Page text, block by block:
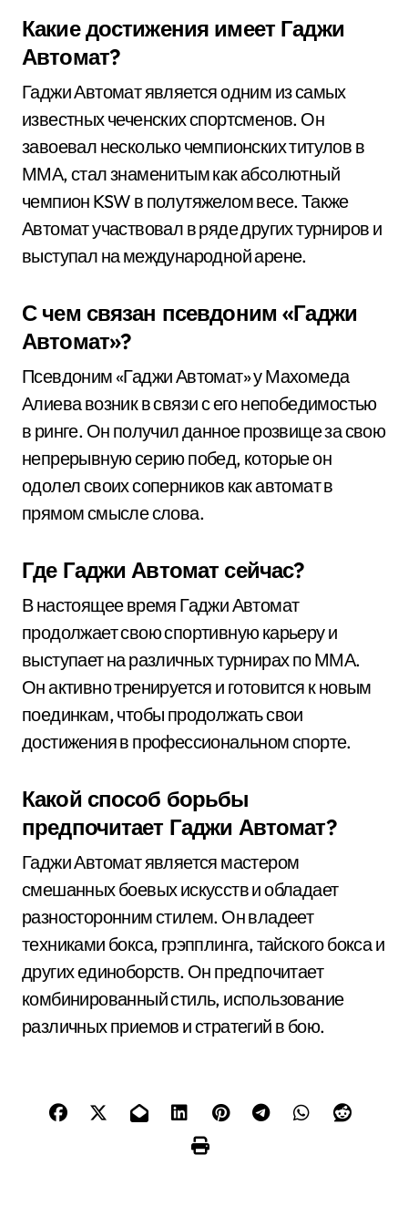
Какие достижения имеет Гаджи
Автомат?
Гаджи Автомат является одним из самых
известных чеченских спортсменов. Он
завоевал несколько чемпионских титулов в
ММА, стал знаменитым как абсолютный
чемпион KSW в полутяжелом весе. Также
Автомат участвовал в ряде других турниров и
выступал на международной арене.
С чем связан псевдоним «Гаджи
Автомат»?
Псевдоним «Гаджи Автомат» у Махомеда
Алиева возник в связи с его непобедимостью
в ринге. Он получил данное прозвище за свою
непрерывную серию побед, которые он
одолел своих соперников как автомат в
прямом смысле слова.
Где Гаджи Автомат сейчас?
В настоящее время Гаджи Автомат
продолжает свою спортивную карьеру и
выступает на различных турнирах по ММА.
Он активно тренируется и готовится к новым
поединкам, чтобы продолжать свои
достижения в профессиональном спорте.
Какой способ борьбы
предпочитает Гаджи Автомат?
Гаджи Автомат является мастером
смешанных боевых искусств и обладает
разносторонним стилем. Он владеет
техниками бокса, грэпплинга, тайского бокса и
других единоборств. Он предпочитает
комбинированный стиль, использование
различных приемов и стратегий в бою.